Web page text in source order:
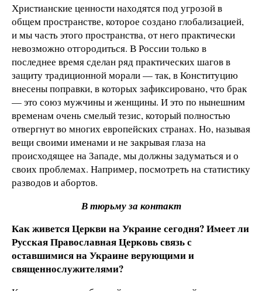
Христианские ценности находятся под угрозой в
общем пространстве, которое создано глобализацией,
и мы часть этого пространства, от него практически
невозможно отгородиться. В России только в
последнее время сделан ряд практических шагов в
защиту традиционной морали — так, в Конституцию
внесены поправки, в которых зафиксировано, что брак
— это союз мужчины и женщины. И это по нынешним
временам очень смелый тезис, который полностью
отвергнут во многих европейских странах. Но, называя
вещи своими именами и не закрывая глаза на
происходящее на Западе, мы должны задуматься и о
своих проблемах. Например, посмотреть на статистику
разводов и абортов.
В тюрьму за контакт
Как живется Церкви на Украине сегодня? Имеет ли
Русская Православная Церковь связь с
оставшимися на Украине верующими и
священнослужителями?